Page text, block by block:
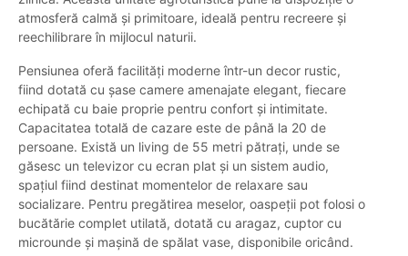
atmosferă calmă și primitoare, ideală pentru recreere și
reechilibrare în mijlocul naturii.
Pensiunea oferă facilități moderne într-un decor rustic,
fiind dotată cu șase camere amenajate elegant, fiecare
echipată cu baie proprie pentru confort și intimitate.
Capacitatea totală de cazare este de până la 20 de
persoane. Există un living de 55 metri pătrați, unde se
găsesc un televizor cu ecran plat și un sistem audio,
spațiul fiind destinat momentelor de relaxare sau
socializare. Pentru pregătirea meselor, oaspeții pot folosi o
bucătărie complet utilată, dotată cu aragaz, cuptor cu
microunde și mașină de spălat vase, disponibile oricând.